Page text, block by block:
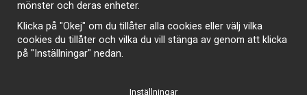
sommaren
mönster och deras enheter.
Klicka på "Okej" om du tillåter alla cookies eller välj vilka
cookies du tillåter och vilka du vill stänga av genom att klicka
på "Inställningar" nedan.
Inställningar